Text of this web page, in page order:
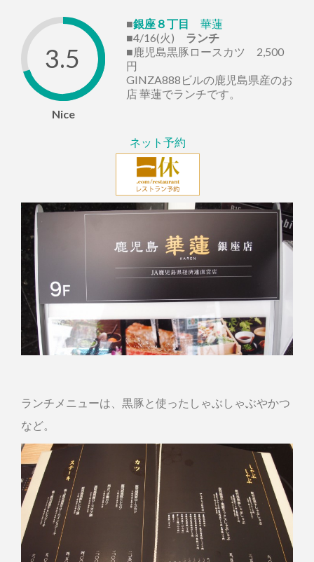
3.5
Nice
■銀座８丁目
華蓮
■4/16(火) ランチ
■鹿児島黒豚ロースカツ 2,500
円
GINZA888ビルの鹿児島県産のお
店 華蓮でランチです。
ネット予約
ランチメニューは、黒豚と使ったしゃぶしゃぶやかつ
など。